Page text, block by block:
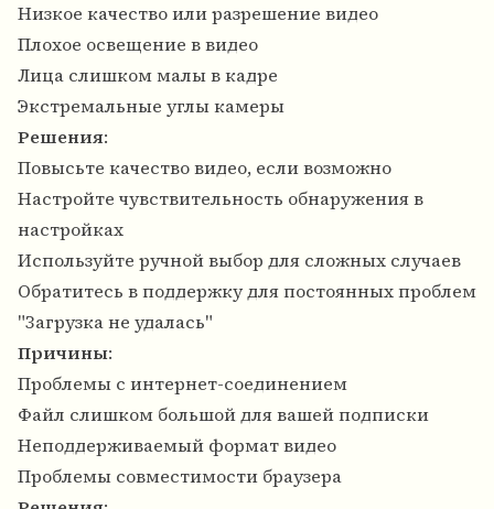
Низкое качество или разрешение видео
Плохое освещение в видео
Лица слишком малы в кадре
Экстремальные углы камеры
Решения:
Повысьте качество видео, если возможно
Настройте чувствительность обнаружения в
настройках
Используйте ручной выбор для сложных случаев
Обратитесь в поддержку для постоянных проблем
"Загрузка не удалась"
Причины:
Проблемы с интернет-соединением
Файл слишком большой для вашей подписки
Неподдерживаемый формат видео
Проблемы совместимости браузера